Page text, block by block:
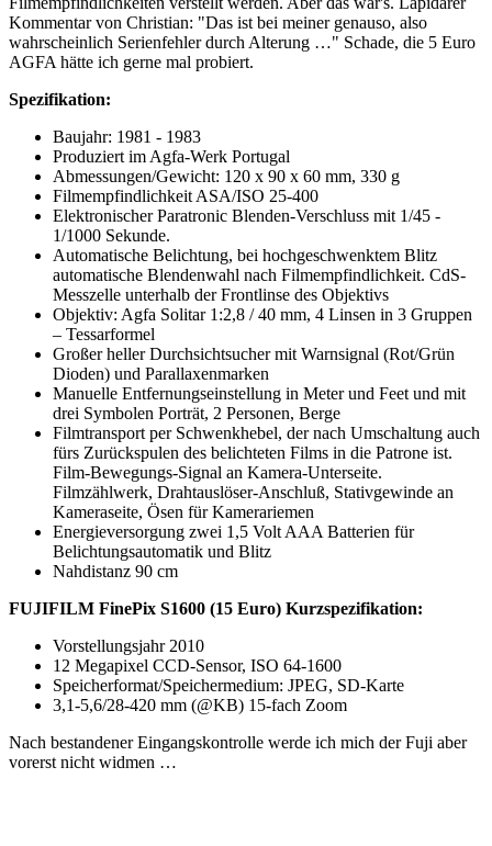
Kommentar von Christian: "Das ist bei meiner genauso, also
wahrscheinlich Serienfehler durch Alterung …" Schade, die 5 Euro
AGFA hätte ich gerne mal probiert.
Spezifikation:
Baujahr: 1981 - 1983
Produziert im Agfa-Werk Portugal
Abmessungen/Gewicht: 120 x 90 x 60 mm, 330 g
Filmempfindlichkeit ASA/ISO 25-400
Elektronischer Paratronic Blenden-Verschluss mit 1/45 -
1/1000 Sekunde.
Automatische Belichtung, bei hochgeschwenktem Blitz
automatische Blendenwahl nach Filmempfindlichkeit. CdS-
Messzelle unterhalb der Frontlinse des Objektivs
Objektiv: Agfa Solitar 1:2,8 / 40 mm, 4 Linsen in 3 Gruppen
– Tessarformel
Großer heller Durchsichtsucher mit Warnsignal (Rot/Grün
Dioden) und Parallaxenmarken
Manuelle Entfernungseinstellung in Meter und Feet und mit
drei Symbolen Porträt, 2 Personen, Berge
Filmtransport per Schwenkhebel, der nach Umschaltung auch
fürs Zurückspulen des belichteten Films in die Patrone ist.
Film-Bewegungs-Signal an Kamera-Unterseite.
Filmzählwerk, Drahtauslöser-Anschluß, Stativgewinde an
Kameraseite, Ösen für Kamerariemen
Energieversorgung zwei 1,5 Volt AAA Batterien für
Belichtungsautomatik und Blitz
Nahdistanz 90 cm
FUJIFILM FinePix S1600 (15 Euro) Kurzspezifikation:
Vorstellungsjahr 2010
12 Megapixel CCD-Sensor, ISO 64-1600
Speicherformat/Speichermedium: JPEG, SD-Karte
3,1-5,6/28-420 mm (@KB) 15-fach Zoom
Nach bestandener Eingangskontrolle werde ich mich der Fuji aber
vorerst nicht widmen …